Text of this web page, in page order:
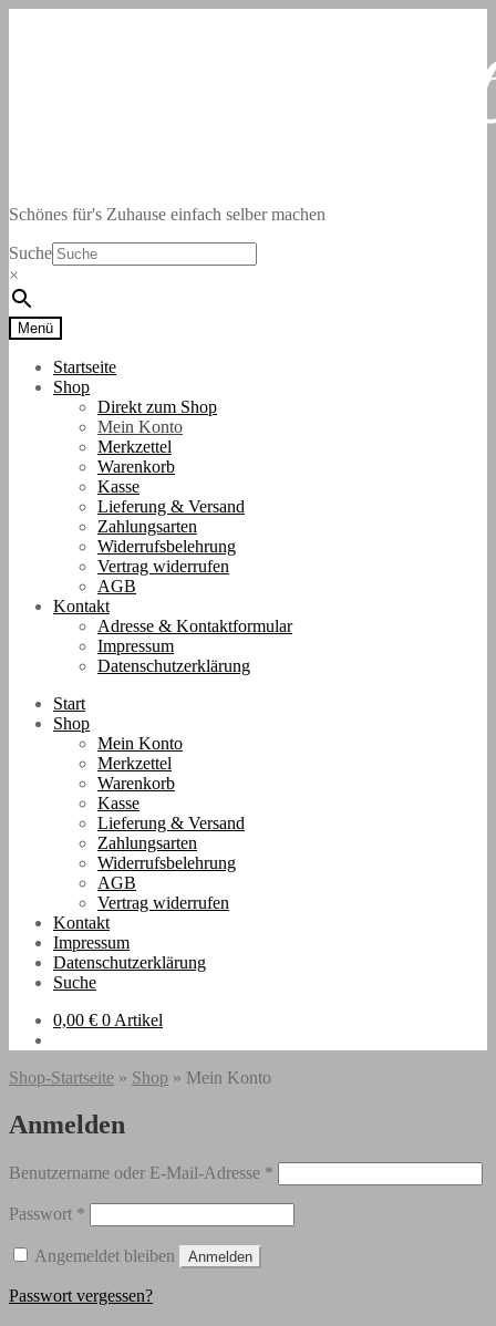
Schönes für's Zuhause einfach selber machen
Suche
×
Menü
Startseite
Shop
Direkt zum Shop
Mein Konto
Merkzettel
Warenkorb
Kasse
Lieferung & Versand
Zahlungsarten
Widerrufsbelehrung
Vertrag widerrufen
AGB
Kontakt
Adresse & Kontaktformular
Impressum
Datenschutzerklärung
Start
Shop
Mein Konto
Merkzettel
Warenkorb
Kasse
Lieferung & Versand
Zahlungsarten
Widerrufsbelehrung
AGB
Vertrag widerrufen
Kontakt
Impressum
Datenschutzerklärung
Suche
0,00 € 0 Artikel
Shop-Startseite » Shop » Mein Konto
Anmelden
Benutzername oder E-Mail-Adresse *
Passwort *
Angemeldet bleiben Anmelden
Passwort vergessen?